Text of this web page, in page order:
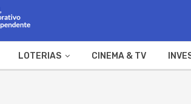
LOTERIAS CINEMA & TV